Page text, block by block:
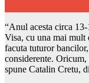
“Anul acesta circa
Visa, cu una mai mult
facuta tuturor
considerente.
spune Catalin Cretu,